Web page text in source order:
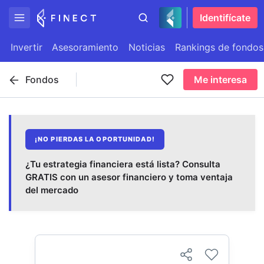
Identifícate
Invertir Asesoramiento Noticias Rankings de fondos
Fondos Me interesa
¡NO PIERDAS LA OPORTUNIDAD!
¿Tu estrategia financiera está lista? Consulta
GRATIS con un asesor financiero y toma ventaja
del mercado